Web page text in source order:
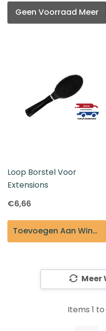
Geen Voorraad Meer
Loop Borstel Voor
Extensions
€6,66
Toevoegen Aan Winkelmandje
Meer
Items 1 to